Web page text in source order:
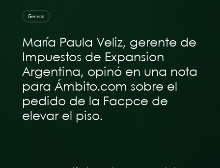
General
María Paula Veliz, gerente de
Impuestos de Expansion
Argentina, opinó en una nota
para Ámbito.com sobre el
pedido de la Facpce de
elevar el piso.